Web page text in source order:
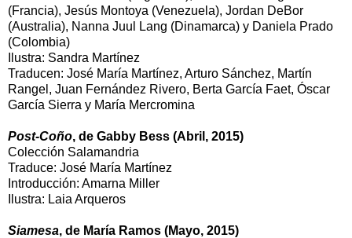
(Francia), Jesús Montoya (Venezuela), Jordan DeBor
(Australia), Nanna Juul Lang (Dinamarca) y Daniela Prado
(Colombia)​
Ilustra: Sandra Martínez
Traducen: José María Martínez, Arturo Sánchez, Martín
Rangel, Juan Fernández Rivero, Berta García Faet, Óscar
García Sierra y María Mercromina
Post-Coño, de Gabby Bess (Abril, 2015)
Colección Salamandria
Traduce: José María Martínez
Introducción: Amarna Miller
Ilustra: Laia Arqueros
Siamesa, de María Ramos (Mayo, 2015)​